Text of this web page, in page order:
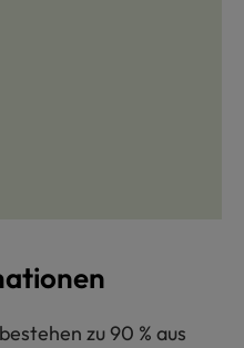
zu 90 % aus